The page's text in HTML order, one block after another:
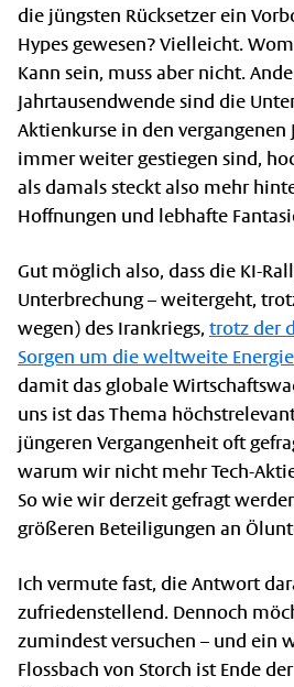
die jüngsten Rücksetzer ein
Hypes gewesen? Vielleicht.
Kann sein, muss aber nicht.
Jahrtausendwende sind die
Aktienkurse in den vergangenen
immer weiter gestiegen sind,
als damals steckt also mehr
Hoffnungen und lebhafte
Gut möglich also, dass die KI-
Unterbrechung – weitergeht,
wegen) des Irankriegs, trotz der
Sorgen um die weltweite
damit das globale
uns ist das Thema
jüngeren Vergangenheit oft
warum wir nicht mehr Tech-
So wie wir derzeit gefragt
größeren Beteiligungen an
Ich vermute fast, die Antwort
zufriedenstellend. Dennoch
zumindest versuchen – und ein
Flossbach von Storch ist Ende